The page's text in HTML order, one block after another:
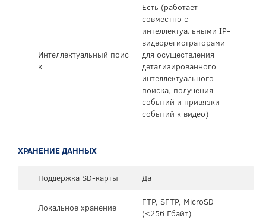
Интеллектуальный поис
к
Есть (работает
совместно с
интеллектуальными IP-
видеорегистраторами
для осуществления
детализированного
интеллектуального
поиска, получения
событий и привязки
событий к видео)
ХРАНЕНИЕ ДАННЫХ
Поддержка SD-карты Да
Локальное хранение
FTP, SFTP, MicroSD
(≤256 Гбайт)